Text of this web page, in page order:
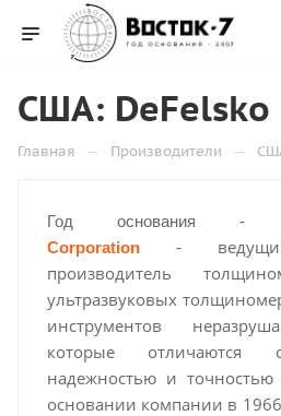
США: DeFelsko
Главная — Производители —
Год основания -
Corporation-
производитель
ультразвуковых
инструментов
которые отличаются
надежностью и
основании компании в 1966